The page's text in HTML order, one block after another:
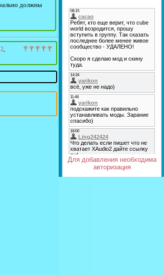
должны
,
Для добавления необходима
авторизация